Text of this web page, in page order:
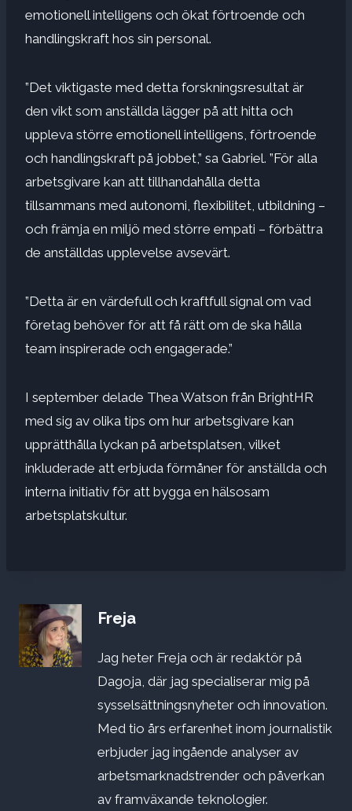
emotionell intelligens och ökat förtroende och
handlingskraft hos sin personal.
”Det viktigaste med detta forskningsresultat är
den vikt som anställda lägger på att hitta och
uppleva större emotionell intelligens, förtroende
och handlingskraft på jobbet,” sa Gabriel. ”För alla
arbetsgivare kan att tillhandahålla detta
tillsammans med autonomi, flexibilitet, utbildning –
och främja en miljö med större empati – förbättra
de anställdas upplevelse avsevärt.
”Detta är en värdefull och kraftfull signal om vad
företag behöver för att få rätt om de ska hålla
team inspirerade och engagerade.”
I september delade Thea Watson från BrightHR
med sig av olika tips om hur arbetsgivare kan
upprätthålla lyckan på arbetsplatsen, vilket
inkluderade att erbjuda förmåner för anställda och
interna initiativ för att bygga en hälsosam
arbetsplatskultur.
Freja
Jag heter Freja och är redaktör på
Dagoja, där jag specialiserar mig på
sysselsättningsnyheter och innovation.
Med tio års erfarenhet inom journalistik
erbjuder jag ingående analyser av
arbetsmarknadstrender och påverkan
av framväxande teknologier.